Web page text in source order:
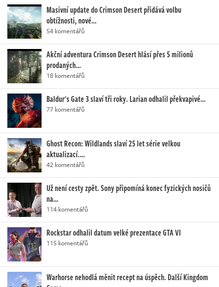
Masivní update do Crimson Desert přidává volbu
obtížnosti, nové…
54 komentářů
Akční adventura Crimson Desert hlásí přes 5 milionů
prodaných…
18 komentářů
Baldur's Gate 3 slaví tři roky. Larian odhalil překvapivé…
77 komentářů
Ghost Recon: Wildlands slaví 25 let série velkou
aktualizací.…
42 komentářů
Už není cesty zpět. Sony připomíná konec fyzických nosičů
na…
114 komentářů
Rockstar odhalil datum velké prezentace GTA VI
115 komentářů
Warhorse nehodlá měnit recept na úspěch. Další Kingdom